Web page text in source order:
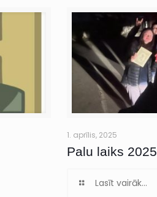
1. aprīlis, 2025
Palu laiks 2025
Lasīt vairāk...